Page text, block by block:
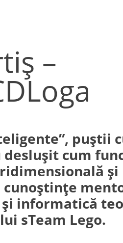
–
puștii
cum
informatică
sTeam Lego.